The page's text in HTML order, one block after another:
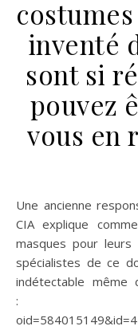
inventé
sont si
pouvez
vous en
Une ancienne responsable du service déguisement de la
CIA explique
masques pour
spécialistes de ce
indétectable même
: https://